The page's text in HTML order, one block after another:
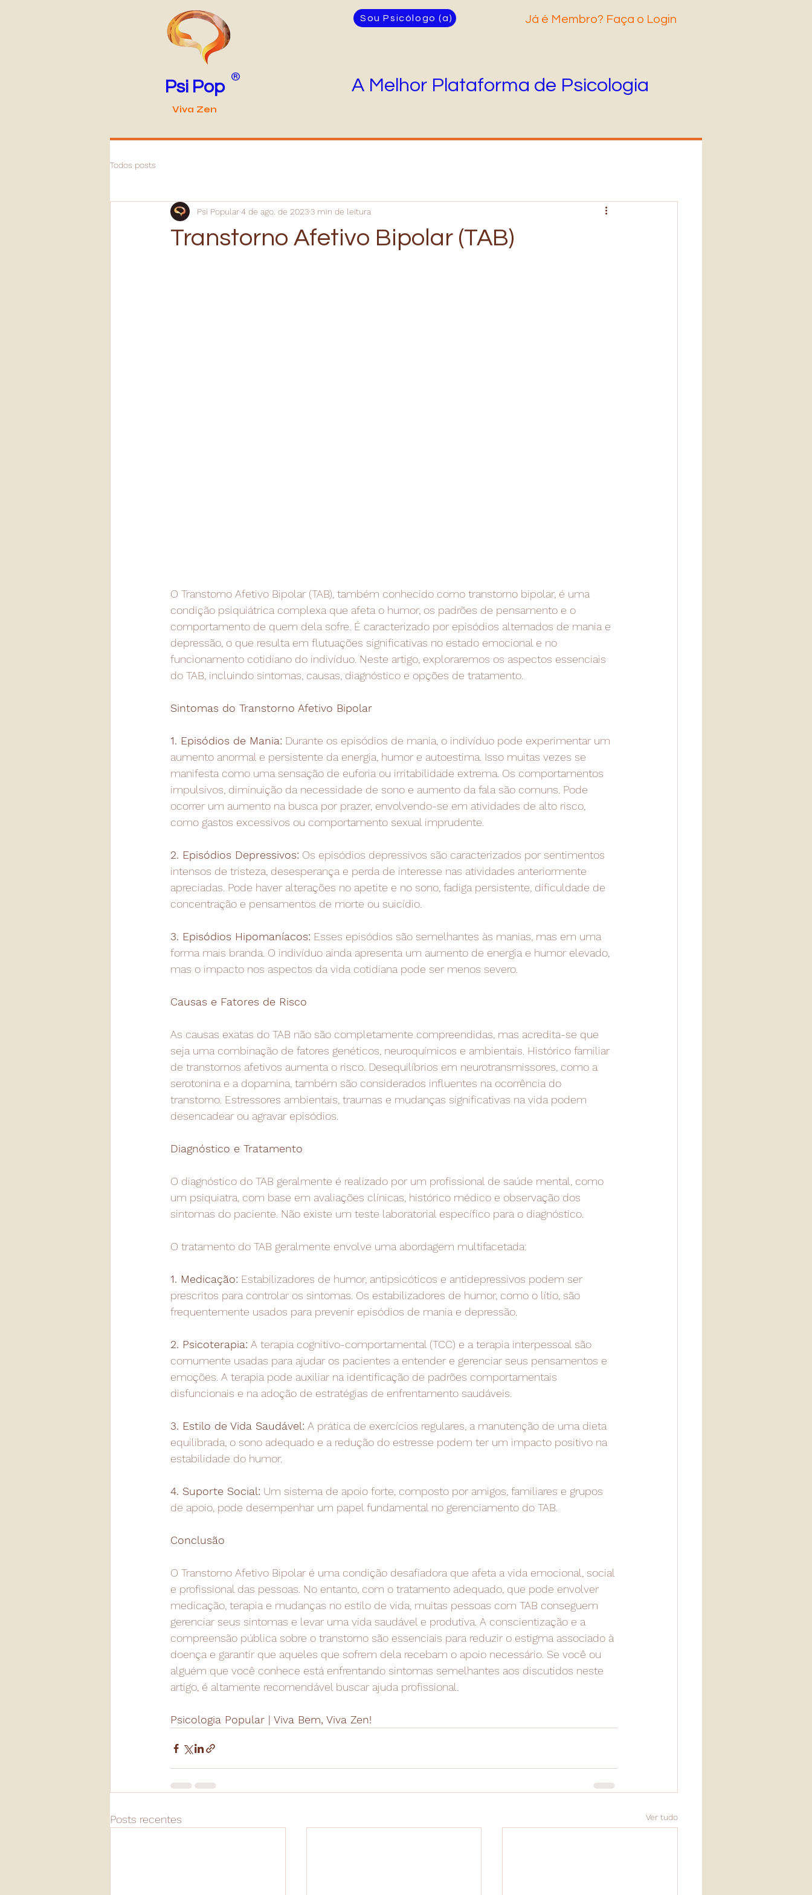
Psi Pop
®
Viva Zen
Sou Psicólogo (a) Já é Membro? Faça o Login
A Melhor Plataforma de Psicologia
Todos posts
Transtorno Afetivo Bipolar (TAB)
Psi Popular4 de ago. de 20233 min de leitura
O Transtorno Afetivo Bipolar (TAB), também conhecido como transtorno bipolar, é uma
condição psiquiátrica complexa que afeta o humor, os padrões de pensamento e o
comportamento de quem dela sofre. É caracterizado por episódios alternados de mania e
depressão, o que resulta em flutuações significativas no estado emocional e no
funcionamento cotidiano do indivíduo. Neste artigo, exploraremos os aspectos essenciais
do TAB, incluindo sintomas, causas, diagnóstico e opções de tratamento.
Sintomas do Transtorno Afetivo Bipolar
1. Episódios de Mania: Durante os episódios de mania, o indivíduo pode experimentar um
aumento anormal e persistente da energia, humor e autoestima. Isso muitas vezes se
manifesta como uma sensação de euforia ou irritabilidade extrema. Os comportamentos
impulsivos, diminuição da necessidade de sono e aumento da fala são comuns. Pode
ocorrer um aumento na busca por prazer, envolvendo-se em atividades de alto risco,
como gastos excessivos ou comportamento sexual imprudente.
2. Episódios Depressivos: Os episódios depressivos são caracterizados por sentimentos
intensos de tristeza, desesperança e perda de interesse nas atividades anteriormente
apreciadas. Pode haver alterações no apetite e no sono, fadiga persistente, dificuldade de
concentração e pensamentos de morte ou suicídio.
3. Episódios Hipomaníacos: Esses episódios são semelhantes às manias, mas em uma
forma mais branda. O indivíduo ainda apresenta um aumento de energia e humor elevado,
mas o impacto nos aspectos da vida cotidiana pode ser menos severo.
Causas e Fatores de Risco
As causas exatas do TAB não são completamente compreendidas, mas acredita-se que
seja uma combinação de fatores genéticos, neuroquímicos e ambientais. Histórico familiar
de transtornos afetivos aumenta o risco. Desequilíbrios em neurotransmissores, como a
serotonina e a dopamina, também são considerados influentes na ocorrência do
transtorno. Estressores ambientais, traumas e mudanças significativas na vida podem
desencadear ou agravar episódios.
Diagnóstico e Tratamento
O diagnóstico do TAB geralmente é realizado por um profissional de saúde mental, como
um psiquiatra, com base em avaliações clínicas, histórico médico e observação dos
sintomas do paciente. Não existe um teste laboratorial específico para o diagnóstico.
O tratamento do TAB geralmente envolve uma abordagem multifacetada:
1. Medicação: Estabilizadores de humor, antipsicóticos e antidepressivos podem ser
prescritos para controlar os sintomas. Os estabilizadores de humor, como o lítio, são
frequentemente usados para prevenir episódios de mania e depressão.
2. Psicoterapia: A terapia cognitivo-comportamental (TCC) e a terapia interpessoal são
comumente usadas para ajudar os pacientes a entender e gerenciar seus pensamentos e
emoções. A terapia pode auxiliar na identificação de padrões comportamentais
disfuncionais e na adoção de estratégias de enfrentamento saudáveis.
3. Estilo de Vida Saudável: A prática de exercícios regulares, a manutenção de uma dieta
equilibrada, o sono adequado e a redução do estresse podem ter um impacto positivo na
estabilidade do humor.
4. Suporte Social: Um sistema de apoio forte, composto por amigos, familiares e grupos
de apoio, pode desempenhar um papel fundamental no gerenciamento do TAB.
Conclusão
O Transtorno Afetivo Bipolar é uma condição desafiadora que afeta a vida emocional, social
e profissional das pessoas. No entanto, com o tratamento adequado, que pode envolver
medicação, terapia e mudanças no estilo de vida, muitas pessoas com TAB conseguem
gerenciar seus sintomas e levar uma vida saudável e produtiva. A conscientização e a
compreensão pública sobre o transtorno são essenciais para reduzir o estigma associado à
doença e garantir que aqueles que sofrem dela recebam o apoio necessário. Se você ou
alguém que você conhece está enfrentando sintomas semelhantes aos discutidos neste
artigo, é altamente recomendável buscar ajuda profissional.
Psicologia Popular | Viva Bem, Viva Zen!
Posts recentes Ver tudo